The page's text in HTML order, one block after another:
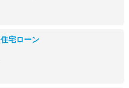
住宅ローン